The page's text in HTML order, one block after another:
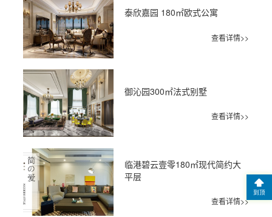
泰欣嘉园 180㎡欧式公寓
查看详情>>
御沁园300㎡法式别墅
查看详情>>
临港碧云壹零180㎡现代简约大
平层
查看详情>>
到顶